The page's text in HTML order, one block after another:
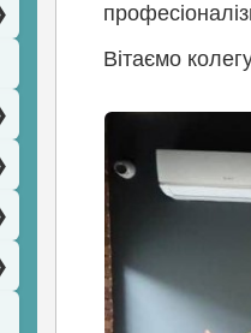
Вітаємо